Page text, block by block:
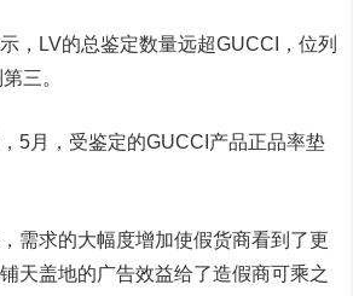
LV的总鉴定数量远超GUCCI，位列
三。
月，受鉴定的GUCCI产品正品率垫
求的大幅度增加使假货商看到了更
天盖地的广告效益给了造假商可乘之